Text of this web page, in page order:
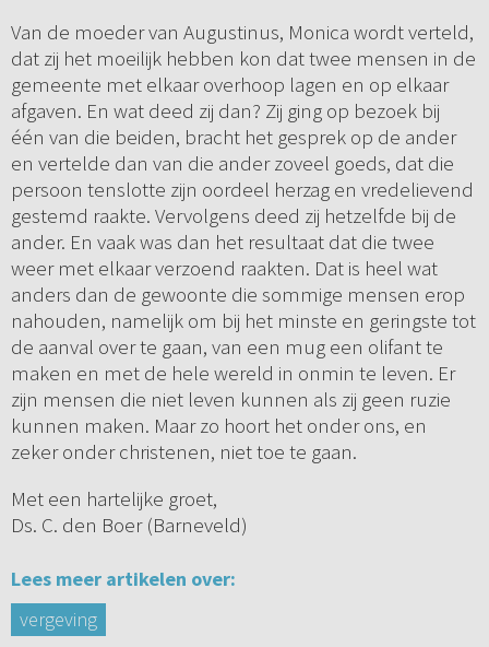
Van de moeder van Augustinus, Monica wordt verteld,
dat zij het moeilijk hebben kon dat twee mensen in de
gemeente met elkaar overhoop lagen en op elkaar
afgaven. En wat deed zij dan? Zij ging op bezoek bij
één van die beiden, bracht het gesprek op de ander
en vertelde dan van die ander zoveel goeds, dat die
persoon tenslotte zijn oordeel herzag en vredelievend
gestemd raakte. Vervolgens deed zij hetzelfde bij de
ander. En vaak was dan het resultaat dat die twee
weer met elkaar verzoend raakten. Dat is heel wat
anders dan de gewoonte die sommige mensen erop
nahouden, namelijk om bij het minste en geringste tot
de aanval over te gaan, van een mug een olifant te
maken en met de hele wereld in onmin te leven. Er
zijn mensen die niet leven kunnen als zij geen ruzie
kunnen maken. Maar zo hoort het onder ons, en
zeker onder christenen, niet toe te gaan.
Met een hartelijke groet,
Ds. C. den Boer (Barneveld)
Lees meer artikelen over:
vergeving